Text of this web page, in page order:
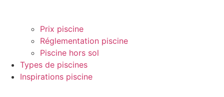
Prix piscine
Réglementation piscine
Piscine hors sol
Types de piscines
Inspirations piscine